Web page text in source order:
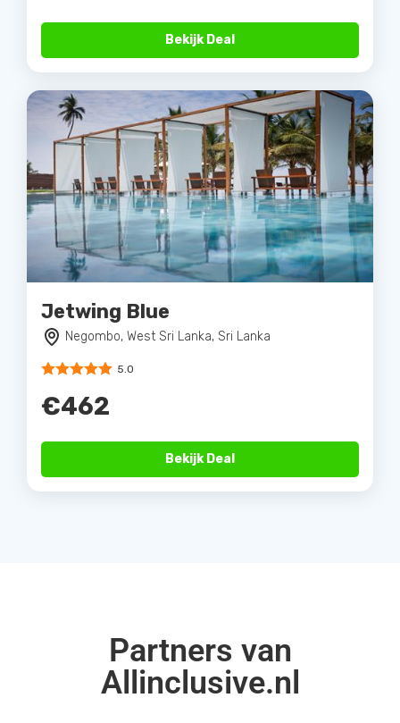
Bekijk Deal
Jetwing Blue
Negombo, West Sri Lanka, Sri Lanka
5.0
€462
Bekijk Deal
Partners van
Allinclusive.nl